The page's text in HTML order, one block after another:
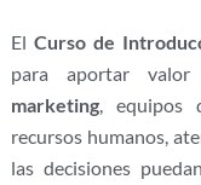
El Curso de
para aportar
marketing, equipos
recursos humanos,
las decisiones